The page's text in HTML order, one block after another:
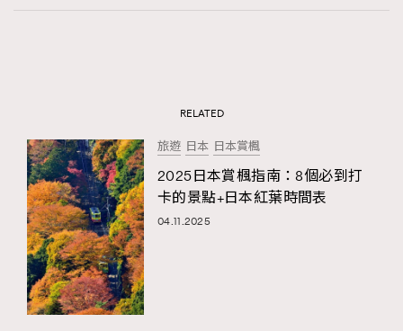
RELATED
旅遊 日本 日本賞楓
2025日本賞楓指南：8個必到打
卡的景點+日本紅葉時間表
04.11.2025